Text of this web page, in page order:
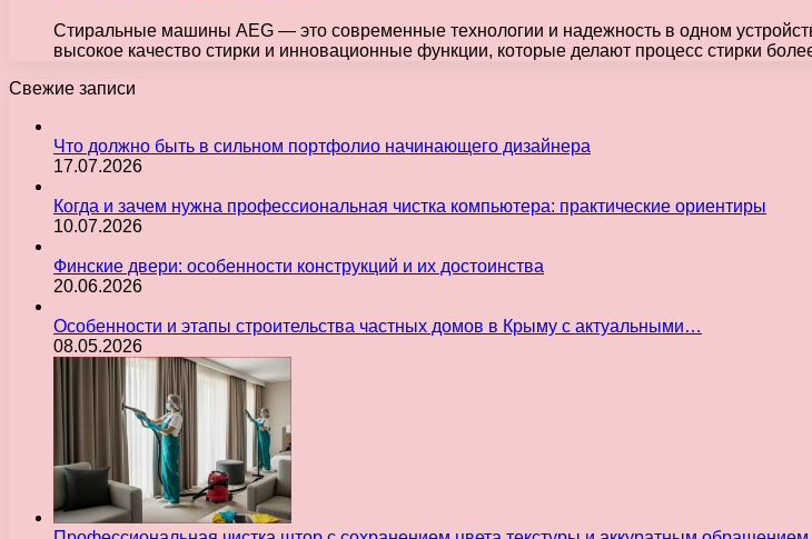
Стиральные машины AEG — это современные технологии и надежность в одном
высокое качество стирки и инновационные функции, которые делают процесс стирки
Свежие записи
Что должно быть в сильном портфолио начинающего дизайнера
17.07.2026
Когда и зачем нужна профессиональная чистка компьютера: практические ориентиры
10.07.2026
Финские двери: особенности конструкций и их достоинства
20.06.2026
Особенности и этапы строительства частных домов в Крыму с актуальными…
08.05.2026